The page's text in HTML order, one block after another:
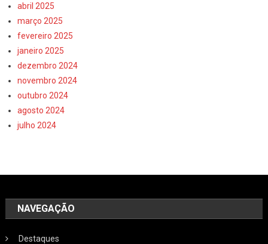
abril 2025
março 2025
fevereiro 2025
janeiro 2025
dezembro 2024
novembro 2024
outubro 2024
agosto 2024
julho 2024
NAVEGAÇÃO
Destaques